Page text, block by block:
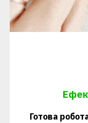
Готова